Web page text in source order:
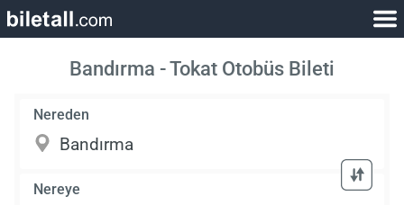
Bandırma - Tokat Otobüs Bileti
Nereden
Nereye